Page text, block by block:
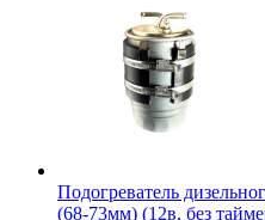
Подогреватель
(68-73мм) (12в, без